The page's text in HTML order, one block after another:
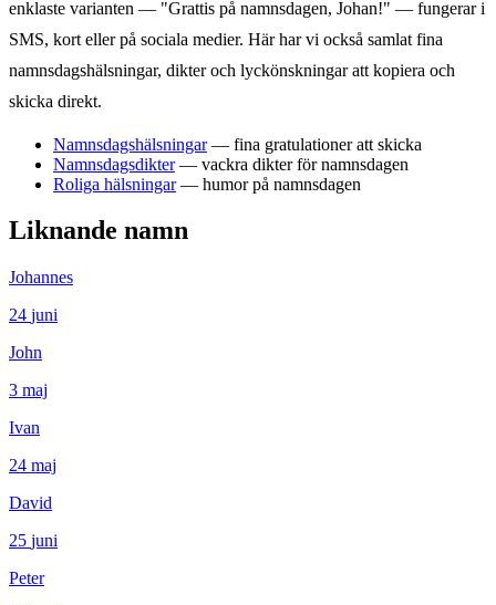
enklaste varianten — "Grattis på namnsdagen, Johan!" — fungerar i
SMS, kort eller på sociala medier. Här har vi också samlat fina
namnsdagshälsningar, dikter och lyckönskningar att kopiera och
skicka direkt.
Namnsdagshälsningar — fina gratulationer att skicka
Namnsdagsdikter— vackra dikter för namnsdagen
Roliga hälsningar— humor på namnsdagen
Liknande namn
Johannes
24 juni
John
3 maj
Ivan
24 maj
David
25 juni
Peter